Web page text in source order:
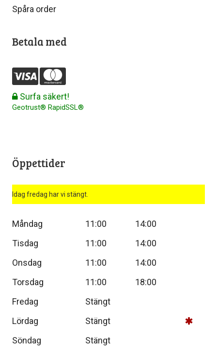
Spåra order
Betala med
Surfa säkert!
Geotrust® RapidSSL®
Öppettider
Idag fredag har vi stängt.
Måndag 11:00
14:00
Tisdag
11:00
14:00
Onsdag
11:00
14:00
Torsdag
11:00
18:00
Fredag
Stängt
Lördag
Stängt
Söndag
Stängt